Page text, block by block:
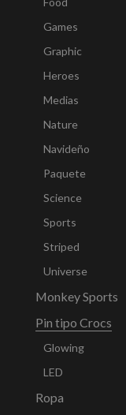
Games
Graphic
Heroes
Medias
Nature
Navideño
Paquete
Science
Sports
Striped
Universe
Monkey Sports
Pin tipo Crocs
Glowing
LED
Ropa